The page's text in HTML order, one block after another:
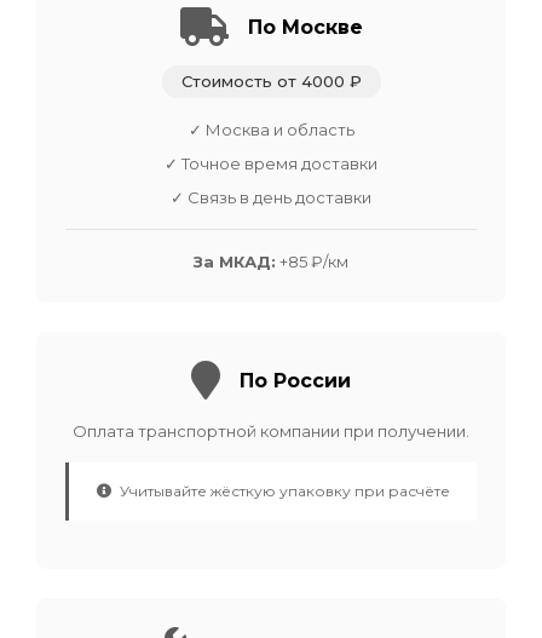
По Москве
Стоимость от 4000 ₽
✓ Москва и область
✓ Точное время доставки
✓ Связь в день доставки
За МКАД: +85 ₽/км
По России
Оплата транспортной компании при получении.
Учитывайте жёсткую упаковку при расчёте